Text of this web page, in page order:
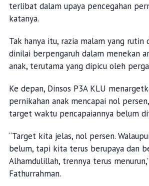
terlibat dalam upaya pencegahan
katanya.
Tak hanya itu, razia malam yang rutin
dinilai berpengaruh dalam menekan
anak, terutama yang dipicu oleh
Ke depan, Dinsos P3A KLU
pernikahan anak mencapai nol
target waktu pencapaiannya belum
“Target kita jelas, nol persen.
belum, tapi kita terus berupaya dan
Alhamdulillah, trennya terus
Fathurrahman.